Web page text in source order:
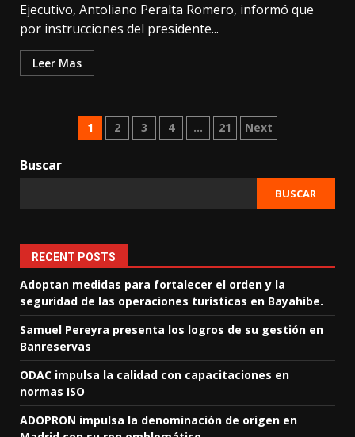
Ejecutivo, Antoliano Peralta Romero, informó que
por instrucciones del presidente...
Leer Mas
Posts
1 2 3 4 … 21 Next
Buscar
BUSCAR
RECENT POSTS
Adoptan medidas para fortalecer el orden y la
seguridad de las operaciones turísticas en Bayahibe.
Samuel Pereyra presenta los logros de su gestión en
Banreservas
ODAC impulsa la calidad con capacitaciones en
normas ISO
ADOPRON impulsa la denominación de origen en